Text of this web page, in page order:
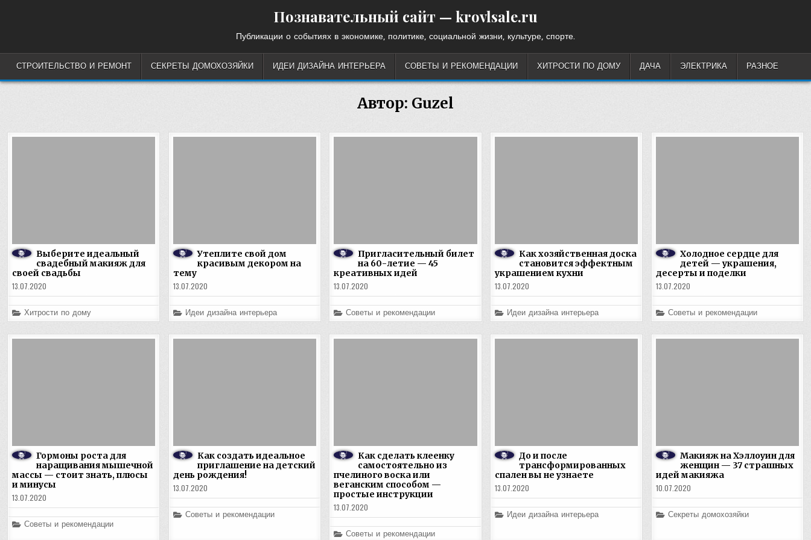
Познавательный сайт — krovlsale.ru
Публикации о событиях в экономике, политике, социальной жизни, культуре, спорте.
СТРОИТЕЛЬСТВО И РЕМОНТ СЕКРЕТЫ ДОМОХОЗЯЙКИ ИДЕИ ДИЗАЙНА ИНТЕРЬЕРА СОВЕТЫ И РЕКОМЕНДАЦИИ ХИТРОСТИ ПО ДОМУ ДАЧА ЭЛЕКТРИКА РАЗНОЕ
Автор: Guzel
Выберите идеальный
свадебный макияж для
своей свадьбы
13.07.2020
Posted
in
Хитрости по дому
Утеплите свой дом
красивым декором на
тему
13.07.2020
Posted
in
Идеи дизайна интерьера
Пригласительный билет
на 60-летие — 45
креативных идей
13.07.2020
Posted
in
Советы и рекомендации
Как хозяйственная доска
становится эффектным
украшением кухни
13.07.2020
Posted
in
Идеи дизайна интерьера
Холодное сердце для
детей — украшения,
десерты и поделки
13.07.2020
Posted
in
Советы и рекомендации
Гормоны роста для
наращивания мышечной
массы — стоит знать, плюсы
и минусы
13.07.2020
Posted
Советы и рекомендации
Как создать идеальное
приглашение на детский
день рождения!
13.07.2020
Posted
Советы и рекомендации
Как сделать клеенку
самостоятельно из
пчелиного воска или
веганским способом —
простые инструкции
13.07.2020
Posted
Советы и рекомендации
До и после
трансформированных
спален вы не узнаете
13.07.2020
Posted
in
Идеи дизайна интерьера
Макияж на Хэллоуин для
женщин — 37 страшных
идей макияжа
10.07.2020
Posted
Секреты домохозяйки